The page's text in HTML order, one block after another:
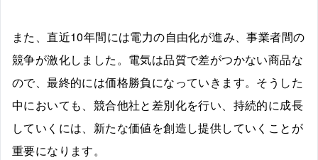
また、直近10年間には電力の自由化が進み、事業者間の
競争が激化しました。電気は品質で差がつかない商品な
ので、最終的には価格勝負になっていきます。そうした
中においても、競合他社と差別化を行い、持続的に成長
していくには、新たな価値を創造し提供していくことが
重要になります。